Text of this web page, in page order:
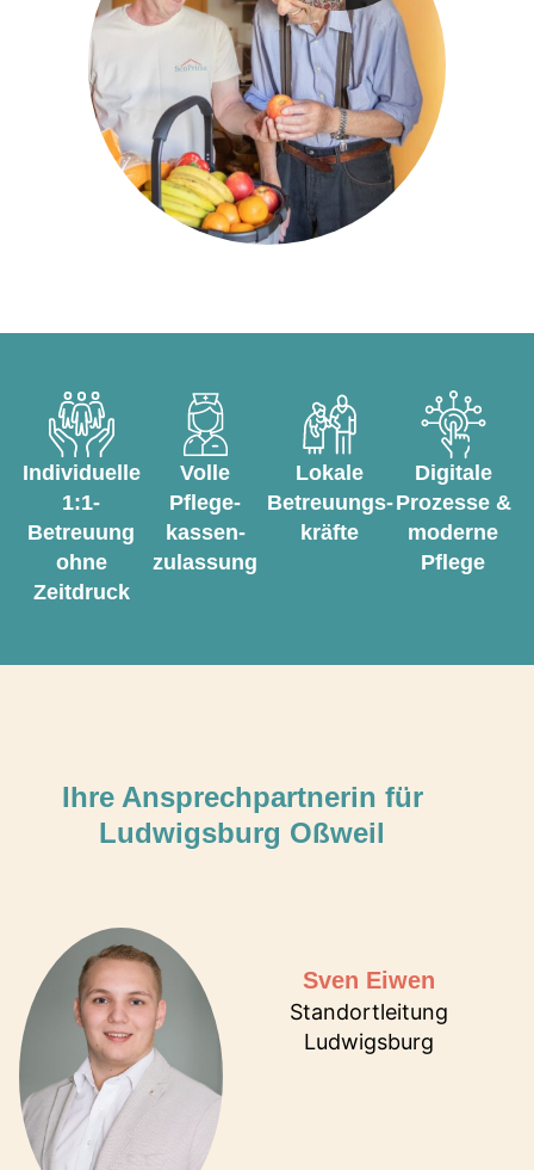
Individuelle
1:1-
Betreuung
ohne
Zeitdruck
Volle
Pflege­
kassen­
zulassung
Lokale
Betreuungs­
kräfte
Digitale
Prozesse &
moderne
Pflege
Ihre Ansprechpartnerin für
Ludwigsburg Oßweil
Sven Eiwen
Standortleitung
Ludwigsburg